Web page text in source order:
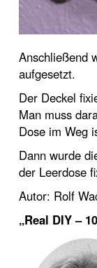
Anschließend
aufgesetzt.
Der Deckel
Man muss
Dose im Weg
Dann wurde
der Leerdose
Autor: Rolf
„Real DIY –